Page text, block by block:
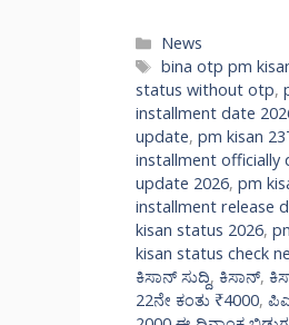
Categories
News
Tags
bina otp pm
status without otp,
installment date
update, pm kisan
installment officially
update 2026, pm
installment release
kisan status 2026,
kisan status check
ಕಿಸಾನ್ ಸುದ್ದಿ, ಕಿಸಾನ್,
22ನೇ ಕಂತು ₹4000,